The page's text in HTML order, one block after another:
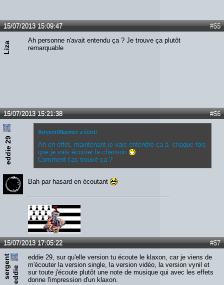
#55
15/07/2013 15:09:47
Liza
Ah personne n'avait entendu ça ? Je trouve ça plutôt
remarquable
#56
15/07/2013 15:21:38
eddie 29
AncientMariner a écrit:
Ah en effet, maintenant je vais entendre ça à chaque fois
que je vais écouter la chanson
Comment t'as trouvé ça ?
Bah par hasard en écoutant
#57
15/07/2013 17:05:22
s
e
rg
e
n
t
e
d
d
ie
eddie 29, sur qu'elle version tu écoute le klaxon, car je viens de
m'écouter la version single, la version vidéo, la version vynil et
sur toute j'écoute plutôt une note de musique qui avec les effets
donne l'impression d'un klaxon.